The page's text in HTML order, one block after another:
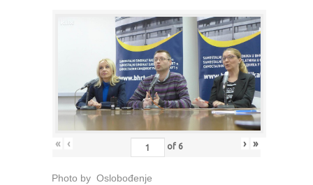
« ‹ of 6 › »
Photo by Oslobođenje